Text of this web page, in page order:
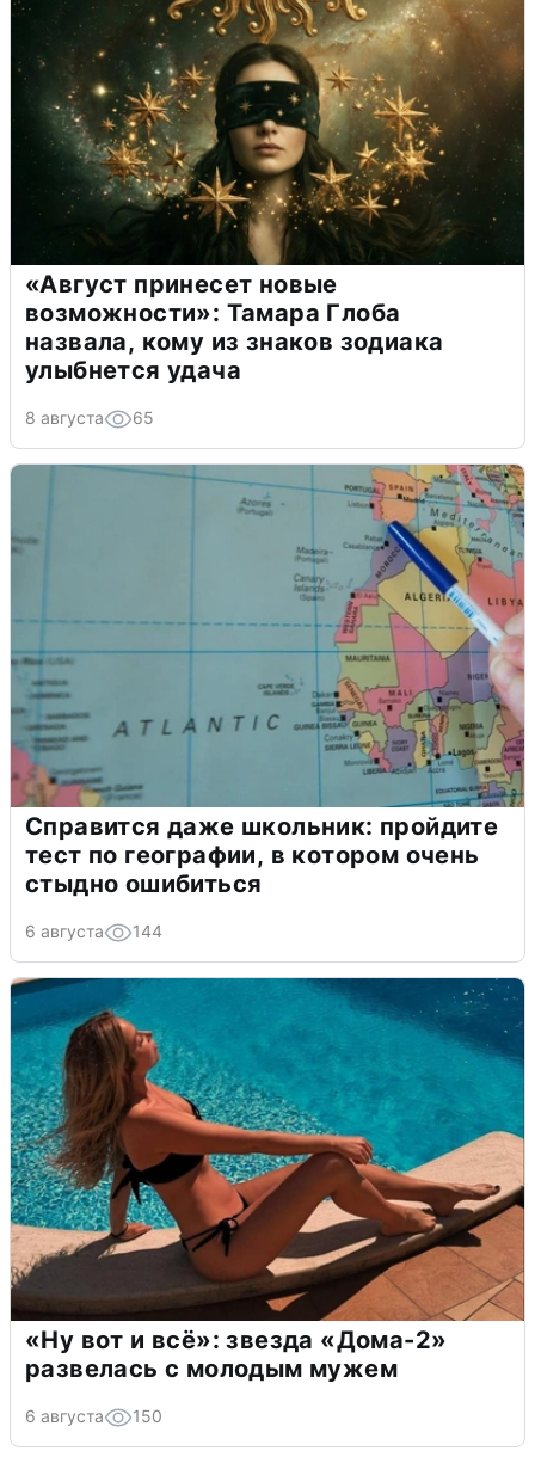
«Август принесет новые
возможности»: Тамара Глоба
назвала, кому из знаков зодиака
улыбнется удача
8 августа 65
Справится даже школьник: пройдите
тест по географии, в котором очень
стыдно ошибиться
6 августа 144
«Ну вот и всё»: звезда «Дома-2»
развелась с молодым мужем
6 августа 150